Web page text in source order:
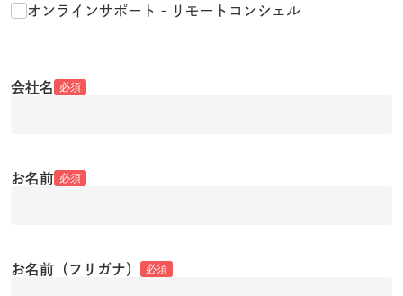
オンラインサポート‐リモートコンシェル
会社名 必須
お名前 必須
お名前（フリガナ） 必須